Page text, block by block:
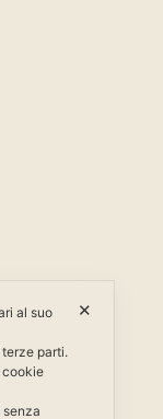
✕
al suo
parti.
cookie